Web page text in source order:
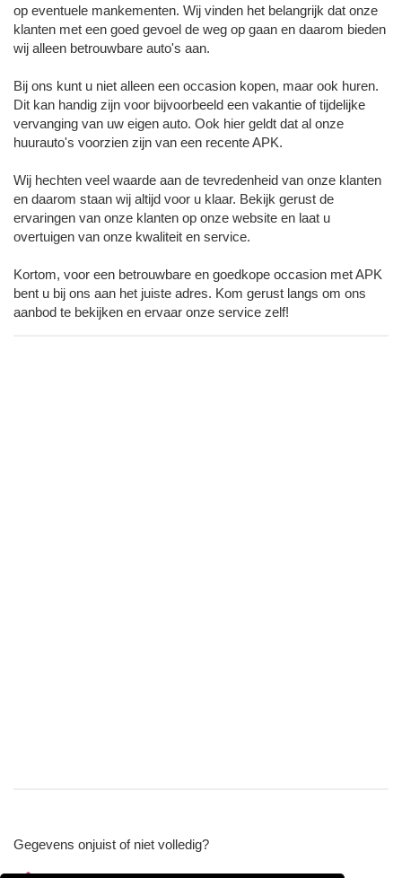
op eventuele mankementen. Wij vinden het belangrijk dat onze
klanten met een goed gevoel de weg op gaan en daarom bieden
wij alleen betrouwbare auto's aan.
Bij ons kunt u niet alleen een occasion kopen, maar ook huren.
Dit kan handig zijn voor bijvoorbeeld een vakantie of tijdelijke
vervanging van uw eigen auto. Ook hier geldt dat al onze
huurauto's voorzien zijn van een recente APK.
Wij hechten veel waarde aan de tevredenheid van onze klanten
en daarom staan wij altijd voor u klaar. Bekijk gerust de
ervaringen van onze klanten op onze website en laat u
overtuigen van onze kwaliteit en service.
Kortom, voor een betrouwbare en goedkope occasion met APK
bent u bij ons aan het juiste adres. Kom gerust langs om ons
aanbod te bekijken en ervaar onze service zelf!
Gegevens onjuist of niet volledig?